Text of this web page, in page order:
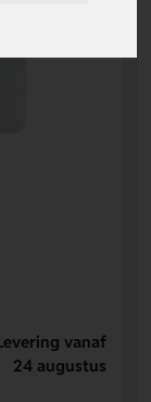
vanaf
24 augustus